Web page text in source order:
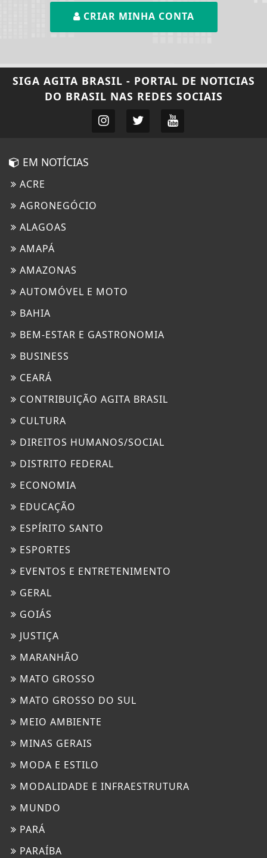
CRIAR MINHA CONTA
SIGA AGITA BRASIL - PORTAL DE NOTICIAS
DO BRASIL NAS REDES SOCIAIS
EM NOTÍCIAS
ACRE
AGRONEGÓCIO
ALAGOAS
AMAPÁ
AMAZONAS
AUTOMÓVEL E MOTO
BAHIA
BEM-ESTAR E GASTRONOMIA
BUSINESS
CEARÁ
CONTRIBUIÇÃO AGITA BRASIL
CULTURA
DIREITOS HUMANOS/SOCIAL
DISTRITO FEDERAL
ECONOMIA
EDUCAÇÃO
ESPÍRITO SANTO
ESPORTES
EVENTOS E ENTRETENIMENTO
GERAL
GOIÁS
JUSTIÇA
MARANHÃO
MATO GROSSO
MATO GROSSO DO SUL
MEIO AMBIENTE
MINAS GERAIS
MODA E ESTILO
MODALIDADE E INFRAESTRUTURA
MUNDO
PARÁ
PARAÍBA